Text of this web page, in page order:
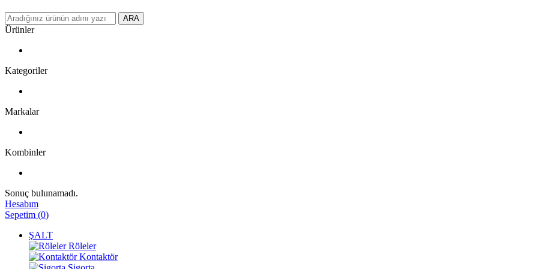
ARA
Ürünler
Kategoriler
Markalar
Kombinler
Sonuç bulunamadı.
Hesabım
Sepetim (0)
ŞALT
Röleler
Kontaktör